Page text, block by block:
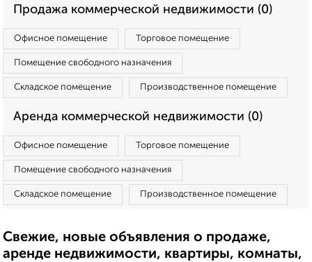
Продажа коммерческой недвижимости (0)
Офисное помещение Торговое помещение
Помещение свободного назначения
Складское помещение Производственное помещение
Аренда коммерческой недвижимости (0)
Офисное помещение Торговое помещение
Помещение свободного назначения
Складское помещение Производственное помещение
Свежие, новые объявления о продаже,
аренде недвижимости, квартиры, комнаты,